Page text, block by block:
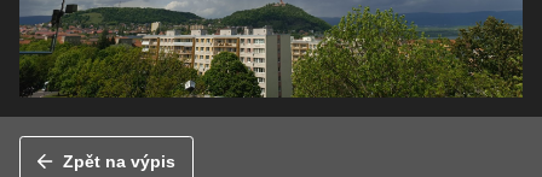
Zpět na výpis